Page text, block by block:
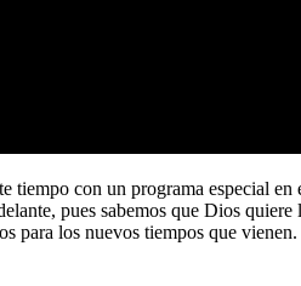
tiempo con un programa especial
pues sabemos que Dios
para los nuevos tiempos que vienen.